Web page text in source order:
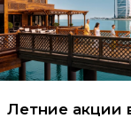
Летние акции